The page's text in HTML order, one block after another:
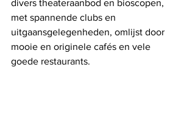
divers theateraanbod en bioscopen,
met spannende clubs en
uitgaansgelegenheden, omlijst door
mooie en originele cafés en vele
goede restaurants.